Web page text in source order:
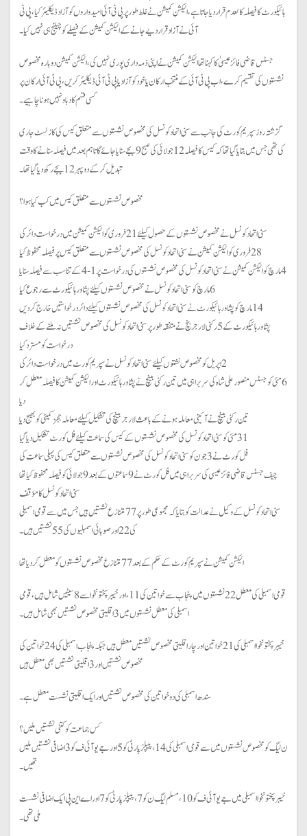
ہائیکورٹ کا فیصلہ کالعدم قرار دیا جاتا ہے، الیکشن کمیشن نے غلط طور پر پی ٹی آئی امیدواروں کو آزاد ڈیکلیئر کیا، پی ٹی
آئی نے آزاد قرار دیے جانے کے الیکشن کمیشن کے فیصلے کو چیلنج ہی نہیں کیا۔
جسٹس قاضی فائز عیسیٰ کا کہنا تھا الیکشن کمیشن نے اپنی ذمہ داری پوری نہیں کی، الیکشن کمیشن دوبارہ مخصوص
نشستوں کی تقسیم کرے، اب پی ٹی آئی کے منتخب ارکان یا خود کو آزاد یا پی ٹی آئی ڈیکلیئر کریں، پی ٹی آئی ارکان پر
کسی قسم کا دباو نہیں ہونا چاہیے۔
گزشتہ روز سپریم کورٹ کی جانب سے سنی اتحاد کونسل کی مخصوص نشستوں سے متعلق کیس کی کاز لسٹ جاری
کی تھی جس میں بتایا گیا تھا کہ کیس کا فیصلہ 12 جولائی کی صبح 9 بجے سنایا جائے گا تاہم بعد میں فیصلہ سنانے کا وقت
تبدیل کر کے دوپہر 12 بجے رکھ دیا گیا تھا۔
مخصوص نشستوں سے متعلق کیس میں کب کیا ہوا؟
سنی اتحاد کونسل نے مخصوص نشستوں کے حصول کیلئے 21 فروری کو الیکشن کمیشن میں درخواست دائر کی
28 فروری کو الیکشن کمیشن نے سنی اتحاد کونسل کی مخصوص نشستوں سے متعلق کیس پر فیصلہ محفوظ کیا
4 مارچ کو الیکشن کمیشن نے سنی اتحاد کونسل کی مخصوص نشستوں کی درخواست پر 1-4 کے تناسب سے فیصلہ سنایا
6 مارچ کو سنی اتحاد کونسل نے مخصوص نشستوں کیلئے پشاور ہائیکورٹ سے رجوع کیا
14 مارچ کو پشاور ہائیکورٹ نے سنی اتحاد کونسل کی مخصوص نشستوں کیلئے دائر درخواستیں خارج کر دیں
پشاور ہائیکورٹ کے 5 رکنی لارجر بنچ نےمتفقہ طور پر سنی اتحاد کونسل کی مخصوص نشستیں نہ ملنے کے خلاف
درخواست کو مسترد کیا
2 اپریل کو مخصوص نشتوں کیلئے سنی اتحاد کونسل نے سپریم کورٹ میں درخواست دائر کی
6 مئی کو جسٹس منصور علی شاہ کی سربراہی میں تین رکنی بینچ نے پشاور ہائیکورٹ اور الیکشن کمیشن کا فیصلہ معطل کر
دیا
تین رکنی بینچ نے آئینی معاملہ ہونے کے باعث لارجر بینچ کی تشکیل کیلئے معاملہ ججز کمیٹی کو بھیج دیا
31 مئی کو سنی اتحاد کونسل کی مخصوص نشستوں کے کیس کی سماعت کیلئے فل کورٹ تشکیل دیا گیا
فل کورٹ نے 3 جون کو سنی اتحاد کونسل کی مخصوص نشستوں سے متعلق کیس کی پہلی سماعت کی
چیف جسٹس قاضی فائز عیسی کی سربراہی میں فل کورٹ نے 9 سماعتوں کے بعد 9 جولائی کو فیصلہ محفوظ کیا تھا
سنی اتحاد کونسل کا مؤقف
سنی اتحاد کونسل کے وکیل نے عدالت کو بتایا کہ مجموعی طور پر 77 متنازع نشستیں ہیں جس میں سے قومی اسمبلی
کی 22 اور صوبائی اسمبلیوں کی 55 نشستیں ہیں۔
الیکشن کمیشن نے سپریم کورٹ کے حکم کے بعد 77 متنازع مخصوص نشستوں کو معطل کر دیا تھا
قومی اسمبلی کی معطل 22 نشستوں میں پنجاب سے خواتین کی 11، اور خیبر پختونخوا سے 8 سیٹیں شامل ہیں، قومی
اسمبلی کی معطل نشستوں میں 3 اقلیتی مخصوص نشستیں بھی شامل ہیں۔
خیبر پختونخوا اسمبلی کی 21 خواتین اور چار اقلیتی مخصوص نشستیں معطل ہیں جبکہ پنجاب اسمبلی کی 24 خواتین کی
مخصوص نشستیں اور 3 اقلیتی نشستیں بھی معطل ہیں
سندھ اسمبلی کی دو خواتین کی مخصوص نشستیں اور ایک اقلیتی نشست معطل ہے۔
کس جماعت کو کتنی نشستیں ملیں؟
ن لیگ کو مخصوص نشستوں میں سے قومی اسمبلی کی 14، پیپلز پارٹی کو 5 اور جے یو آئی ف کو 3 اضافی نشستیں ملیں
تھیں۔
خیبر پختونخوا اسمبلی میں جے یو آئی ف کو 10، مسلم لیگ ن کو 7، پیپلز پارٹی کو 7 اور اے این پی ایک اضافی نشست
ملی تھی۔